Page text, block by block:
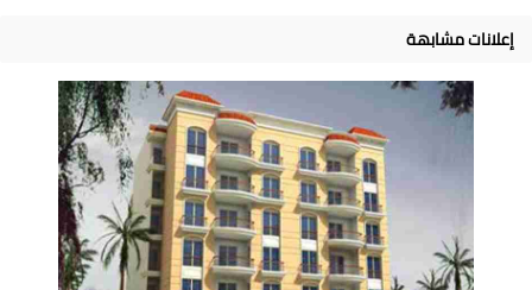
إعلانات مشابهة